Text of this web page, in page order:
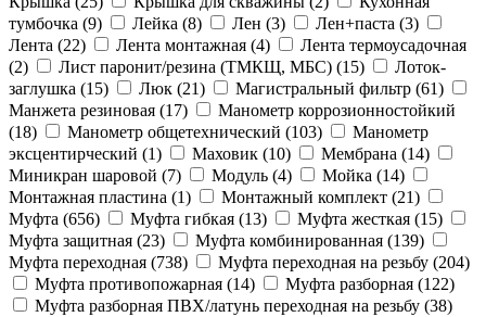
тумбочка (9) Лейка (8) Лен (3) Лен+паста (3)
Лента (22) Лента монтажная (4)
Лента термоусадочная
(2) Лист паронит/резина (ТМКЩ, МБС) (15)
Лоток-
заглушка (15) Люк (21) Магистральный фильтр (61)
Манжета резиновая (17)
Манометр коррозионностойкий
(18) Манометр общетехнический (103)
Манометр
эксцентирческий (1) Маховик (10) Мембрана (14)
Миникран шаровой (7) Модуль (4) Мойка (14)
Монтажная пластина (1) Монтажный комплект (21)
Муфта (656) Муфта гибкая (13) Муфта жесткая (15)
Муфта защитная (23) Муфта комбинированная (139)
Муфта переходная (738) Муфта переходная на резьбу (204)
Муфта противопожарная (14) Муфта разборная (122)
Муфта разборная ПВХ/латунь переходная на резьбу (38)